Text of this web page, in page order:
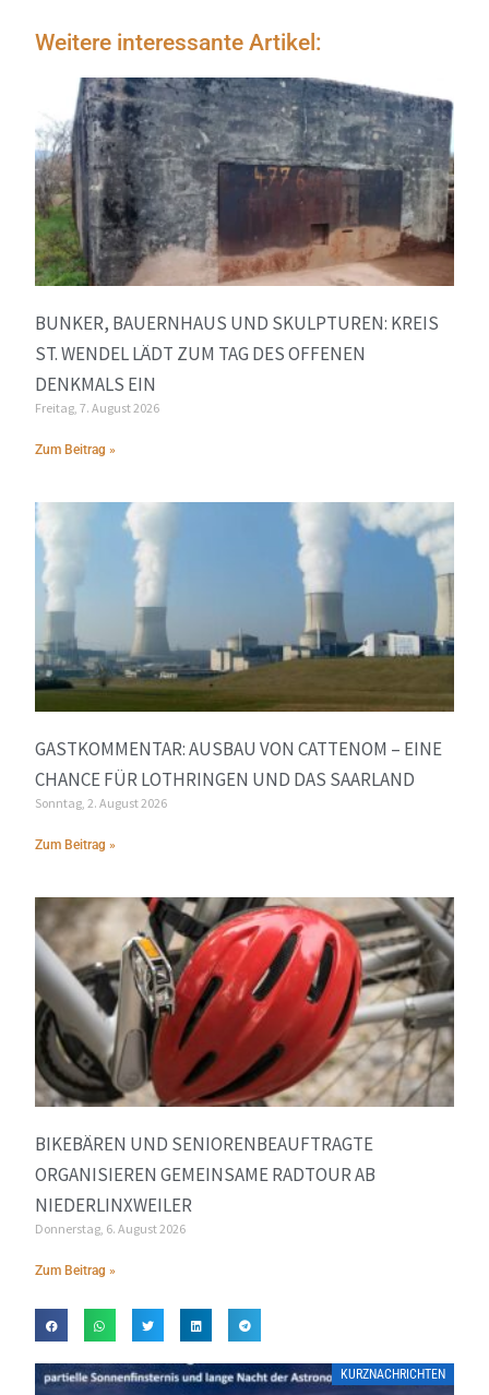
Weitere interessante Artikel:
BUNKER, BAUERNHAUS UND SKULPTUREN: KREIS
ST. WENDEL LÄDT ZUM TAG DES OFFENEN
DENKMALS EIN
Freitag, 7. August 2026
Zum Beitrag »
GASTKOMMENTAR: AUSBAU VON CATTENOM – EINE
CHANCE FÜR LOTHRINGEN UND DAS SAARLAND
Sonntag, 2. August 2026
Zum Beitrag »
BIKEBÄREN UND SENIORENBEAUFTRAGTE
ORGANISIEREN GEMEINSAME RADTOUR AB
NIEDERLINXWEILER
Donnerstag, 6. August 2026
Zum Beitrag »
KURZNACHRICHTEN